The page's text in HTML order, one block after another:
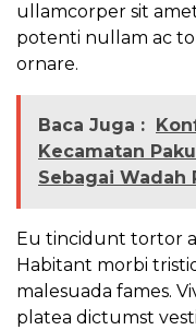
ullamcorper sit
potenti nullam ac
ornare.
Baca Juga :
Kecamatan
Sebagai Wadah
Eu tincidunt tortor
Habitant morbi
malesuada fames.
platea dictumst